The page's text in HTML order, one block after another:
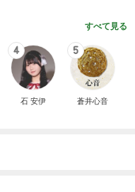
すべて見る
4
石 安伊
5
蒼井心音